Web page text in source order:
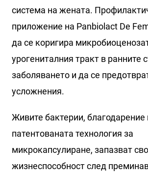
система на жената.
приложение на Panbiolact De
да се коригира
урогениталния тракт в ранните
заболяването и да се
усложнения.
Живите бактерии, благодарение
патентованата технология за
микрокапсулиране, запазват
жизнеспособност след